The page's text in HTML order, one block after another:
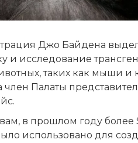
Джо Байдена
и исследование
таких как мыши и
член Палаты
в прошлом году
использовано для